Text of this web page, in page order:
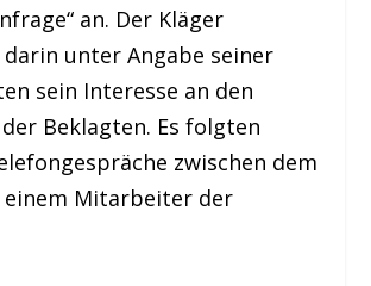
an. Der Kläger
unter Angabe seiner
sein Interesse an den
Beklagten. Es folgten
zwischen dem
einem Mitarbeiter der